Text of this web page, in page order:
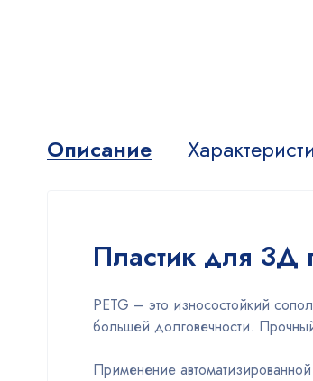
Описание
Пластик для 3Д
PETG – это износостойкий
большей долговечности.
Применение